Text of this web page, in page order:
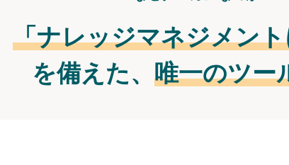
「ナレッジマネジメン
を備えた、 唯一のツー